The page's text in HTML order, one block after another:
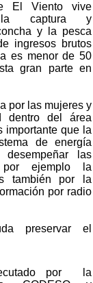
El Viento vive
la captura y
y la pesca
ingresos brutos
es menor de 50
gran parte en
por las mujeres y
dentro del área
importante que la
de energía
desempeñar las
ejemplo la
también por la
por radio
preservar el
por la